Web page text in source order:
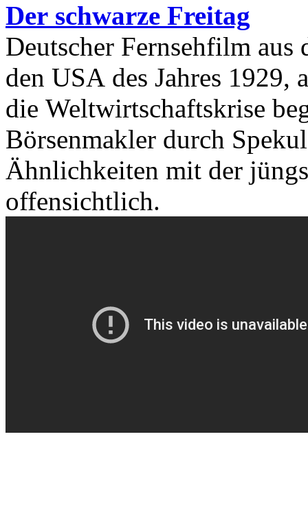
Der schwarze Freitag
Deutscher Fernsehfilm
den USA des Jahres 1929,
die Weltwirtschaftskrise
Börsenmakler durch
Ähnlichkeiten mit der
offensichtlich.